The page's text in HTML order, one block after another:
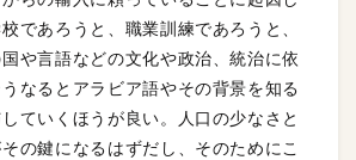
であろうと、職業訓練であろうと、
や言語などの文化や政治、統治に依
なるとアラビア語やその背景を知る
ていくほうが良い。人口の少なさと
の鍵になるはずだし、そのためにこ